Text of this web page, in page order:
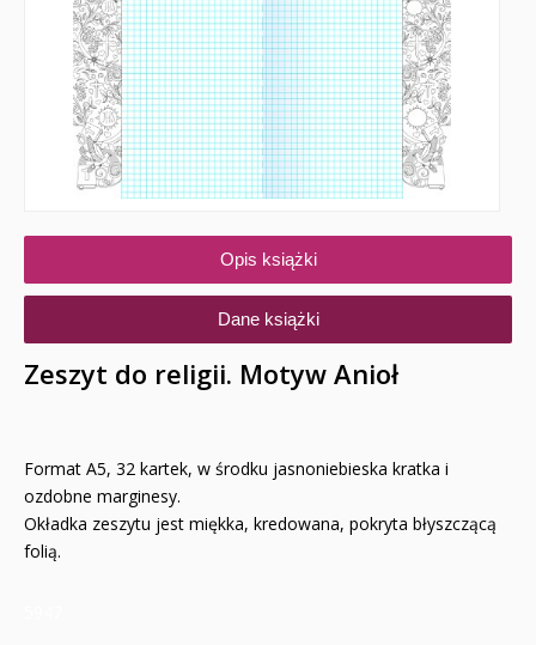
Opis książki
Dane książki
Zeszyt do religii. Motyw Anioł
Format A5, 32 kartek, w środku jasnoniebieska kratka i
ozdobne marginesy.
Okładka zeszytu jest miękka, kredowana, pokryta błyszczącą
folią.